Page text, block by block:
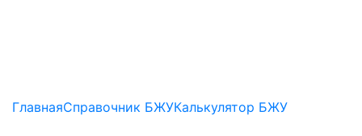
ГлавнаяСправочник БЖУКалькулятор БЖУ